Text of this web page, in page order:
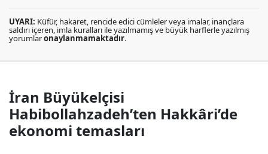
UYARI: Küfür, hakaret, rencide edici cümleler veya imalar, inançlara
saldırı içeren, imla kuralları ile yazılmamış ve büyük harflerle yazılmış
yorumlaronaylanmamaktadır.
İran Büyükelçisi
Habibollahzadeh’ten Hakkâri’de
ekonomi temasları